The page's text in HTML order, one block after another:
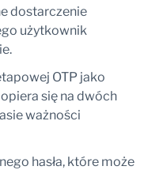
dostarczenie
użytkownik
OTP jako
się na dwóch
ważności
hasła, które może